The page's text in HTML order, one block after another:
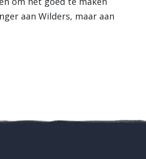
aan Wilders, maar aan